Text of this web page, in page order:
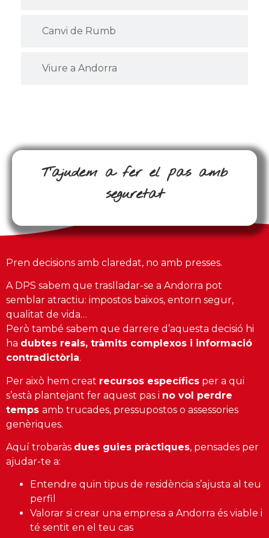
Canvi de Rumb
Viure a Andorra
T’ajudem a fer el pas amb
seguretat
Pren decisions amb claredat, no amb presses.
A DPS sabem que traslladar-se a Andorra pot
semblar atractiu: impostos baixos, entorn segur,
qualitat de vida…
Però també sabem que darrere d’aquesta decisió hi
ha dubtes reals, tràmits complexos i informació
contradictòria.
Per això hem creat recursos específics per a qui
s’està plantejant fer aquest pas i no vol perdre
temps amb trucades, pressupostos o assessories
genèriques.
Aquí trobaràs dues guies pràctiques, pensades per
ajudar-te a:
Entendre quin tipus de residència s’ajusta al teu
perfil
Valorar si crear una empresa a Andorra és viable i
té sentit en el teu cas